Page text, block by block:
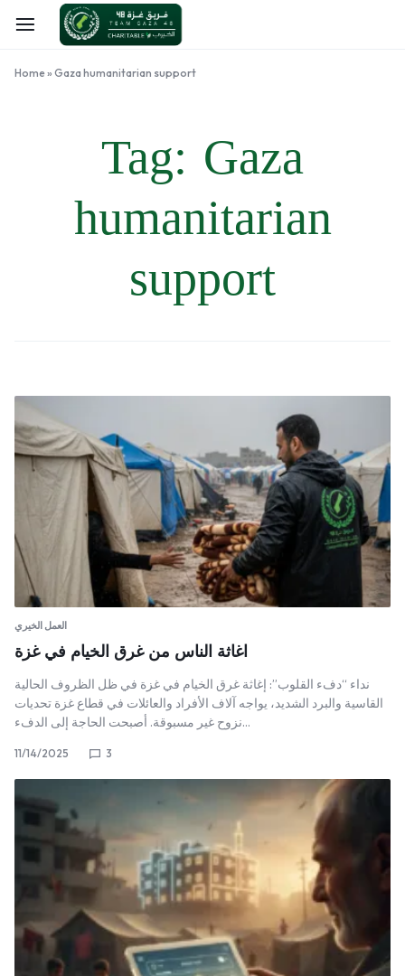
Home» Gaza humanitarian support
Tag: Gaza
humanitarian
support
العمل الخيري
اغاثة الناس من غرق الخيام في غزة
نداء “دفء القلوب”: إغاثة غرق الخيام في غزة ​في ظل الظروف الحالية
القاسية والبرد الشديد، يواجه آلاف الأفراد والعائلات في قطاع غزة تحديات
نزوح غير مسبوقة. أصبحت الحاجة إلى الدفء…
11/14/2025 3